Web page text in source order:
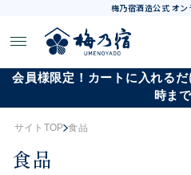
梅乃宿酒造公式 オ
会員様限定！カートに入れる
時まで
サイトTOP 食品
食品